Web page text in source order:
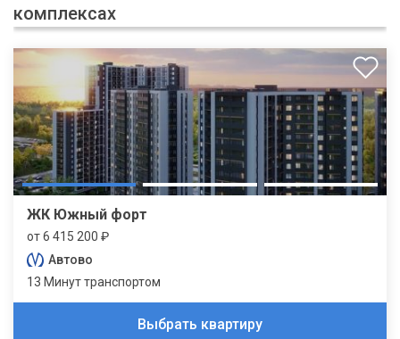
комплексах
ЖК Южный форт
от 6 415 200 ₽
Автово
13 Минут транспортом
Выбрать квартиру